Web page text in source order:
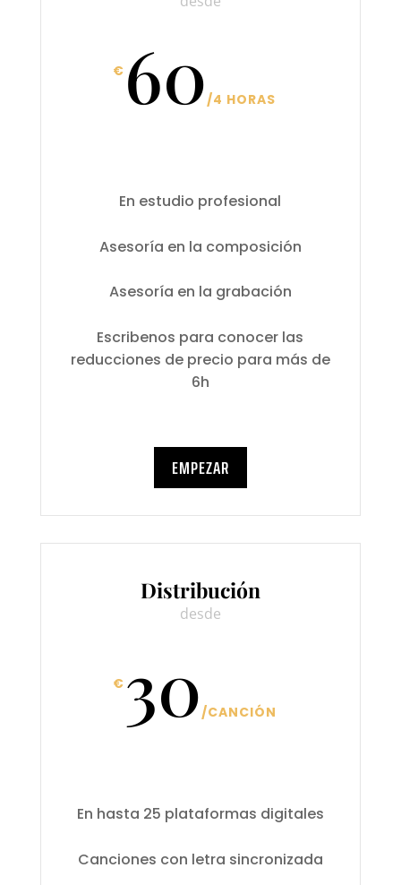
€ 60/4 HORAS
En estudio profesional
Asesoría en la composición
Asesoría en la grabación
Escribenos para conocer las
reducciones de precio para más de
6h
EMPEZAR
Distribución
desde
€ 30/CANCIÓN
En hasta 25 plataformas digitales
Canciones con letra sincronizada